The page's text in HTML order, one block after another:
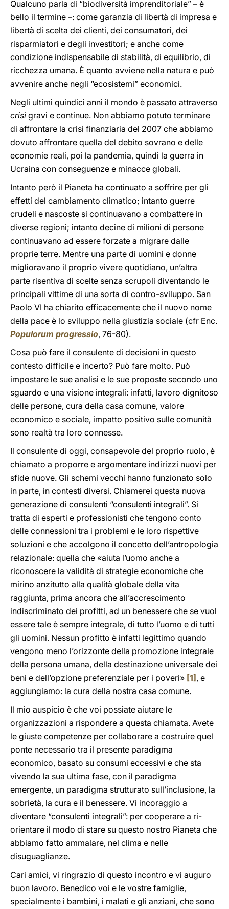
Qualcuno parla di “biodiversità imprenditoriale” – è
bello il termine –: come garanzia di libertà di impresa e
libertà di scelta dei clienti, dei consumatori, dei
risparmiatori e degli investitori; e anche come
condizione indispensabile di stabilità, di equilibrio, di
ricchezza umana. È quanto avviene nella natura e può
avvenire anche negli “ecosistemi” economici.
Negli ultimi quindici anni il mondo è passato attraverso
crisi gravi e continue. Non abbiamo potuto terminare
di affrontare la crisi finanziaria del 2007 che abbiamo
dovuto affrontare quella del debito sovrano e delle
economie reali, poi la pandemia, quindi la guerra in
Ucraina con conseguenze e minacce globali.
Intanto però il Pianeta ha continuato a soffrire per gli
effetti del cambiamento climatico; intanto guerre
crudeli e nascoste si continuavano a combattere in
diverse regioni; intanto decine di milioni di persone
continuavano ad essere forzate a migrare dalle
proprie terre. Mentre una parte di uomini e donne
miglioravano il proprio vivere quotidiano, un’altra
parte risentiva di scelte senza scrupoli diventando le
principali vittime di una sorta di contro-sviluppo. San
Paolo VI ha chiarito efficacemente che il nuovo nome
della pace è lo sviluppo nella giustizia sociale (cfr Enc.
Populorum progressio, 76-80).
Cosa può fare il consulente di decisioni in questo
contesto difficile e incerto? Può fare molto. Può
impostare le sue analisi e le sue proposte secondo uno
sguardo e una visione integrali: infatti, lavoro dignitoso
delle persone, cura della casa comune, valore
economico e sociale, impatto positivo sulle comunità
sono realtà tra loro connesse.
Il consulente di oggi, consapevole del proprio ruolo, è
chiamato a proporre e argomentare indirizzi nuovi per
sfide nuove. Gli schemi vecchi hanno funzionato solo
in parte, in contesti diversi. Chiamerei questa nuova
generazione di consulenti “consulenti integrali”. Si
tratta di esperti e professionisti che tengono conto
delle connessioni tra i problemi e le loro rispettive
soluzioni e che accolgono il concetto dell’antropologia
relazionale: quella che «aiuta l’uomo anche a
riconoscere la validità di strategie economiche che
mirino anzitutto alla qualità globale della vita
raggiunta, prima ancora che all’accrescimento
indiscriminato dei profitti, ad un benessere che se vuol
essere tale è sempre integrale, di tutto l’uomo e di tutti
gli uomini. Nessun profitto è infatti legittimo quando
vengono meno l’orizzonte della promozione integrale
della persona umana, della destinazione universale dei
beni e dell’opzione preferenziale per i poveri» [1] , e
aggiungiamo: la cura della nostra casa comune.
Il mio auspicio è che voi possiate aiutare le
organizzazioni a rispondere a questa chiamata. Avete
le giuste competenze per collaborare a costruire quel
ponte necessario tra il presente paradigma
economico, basato su consumi eccessivi e che sta
vivendo la sua ultima fase, con il paradigma
emergente, un paradigma strutturato sull’inclusione, la
sobrietà, la cura e il benessere. Vi incoraggio a
diventare “consulenti integrali”: per cooperare a ri-
orientare il modo di stare su questo nostro Pianeta che
abbiamo fatto ammalare, nel clima e nelle
disuguaglianze.
Cari amici, vi ringrazio di questo incontro e vi auguro
buon lavoro. Benedico voi e le vostre famiglie,
specialmente i bambini, i malati e gli anziani, che sono